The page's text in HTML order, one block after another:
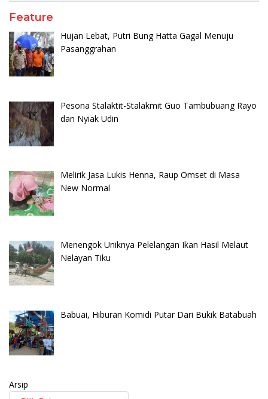
Feature
Hujan Lebat, Putri Bung Hatta Gagal Menuju
Pasanggrahan
Pesona Stalaktit-Stalakmit Guo Tambubuang Rayo
dan Nyiak Udin
Melirik Jasa Lukis Henna, Raup Omset di Masa
New Normal
Menengok Uniknya Pelelangan Ikan Hasil Melaut
Nelayan Tiku
Babuai, Hiburan Komidi Putar Dari Bukik Batabuah
Arsip